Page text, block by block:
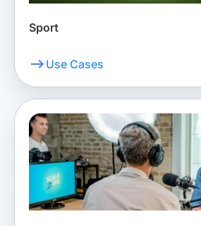
Sport
Use Cases